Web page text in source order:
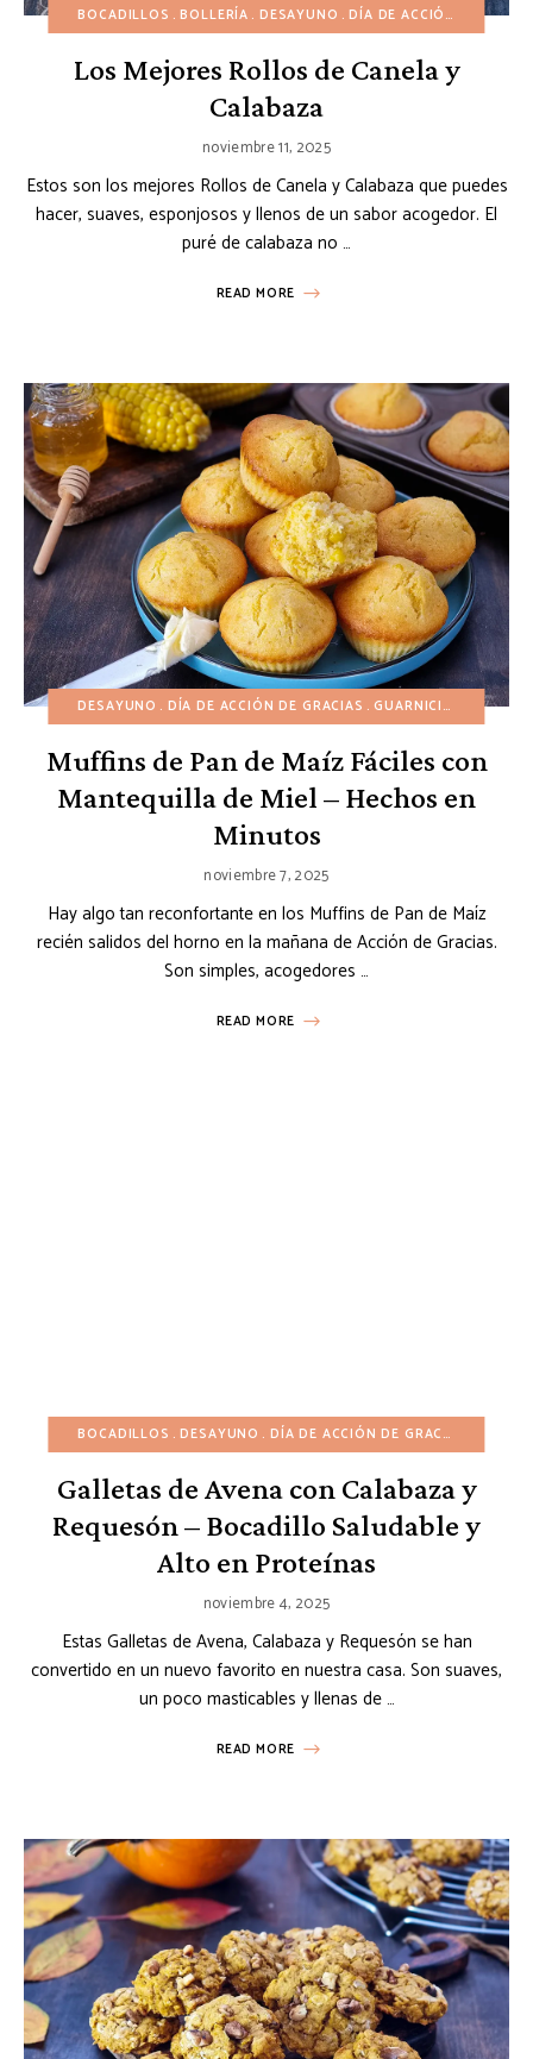
BOCADILLOS BOLLERÍA DESAYUNO DÍA DE ACCIÓN DE GRACIAS
Los Mejores Rollos de Canela y
Calabaza
noviembre 11, 2025
Estos son los mejores Rollos de Canela y Calabaza que puedes
hacer, suaves, esponjosos y llenos de un sabor acogedor. El
puré de calabaza no …
READ MORE
DESAYUNO DÍA DE ACCIÓN DE GRACIAS GUARNICIONES
Muffins de Pan de Maíz Fáciles con
Mantequilla de Miel – Hechos en
Minutos
noviembre 7, 2025
Hay algo tan reconfortante en los Muffins de Pan de Maíz
recién salidos del horno en la mañana de Acción de Gracias.
Son simples, acogedores …
READ MORE
BOCADILLOS DESAYUNO DÍA DE ACCIÓN DE GRACIAS
Galletas de Avena con Calabaza y
Requesón – Bocadillo Saludable y
Alto en Proteínas
noviembre 4, 2025
Estas Galletas de Avena, Calabaza y Requesón se han
convertido en un nuevo favorito en nuestra casa. Son suaves,
un poco masticables y llenas de …
READ MORE